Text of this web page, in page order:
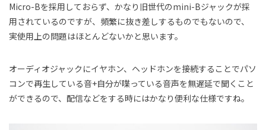
Micro-Bを採用しておらず、かなり旧世代のmini-Bジャックが採
用されているのですが、頻繁に抜き差しするものでもないので、
実使用上の問題はほとんどないかと思います。
オーディオジャックにイヤホン、ヘッドホンを接続することでパソ
コンで再生している音+自分が喋っている音声を無遅延で聞くこと
ができるので、配信などをする時にはかなり便利な仕様ですね。